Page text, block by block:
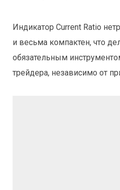
Индикатор Current Ratio
и весьма компактен, что
обязательным
трейдера, независимо от